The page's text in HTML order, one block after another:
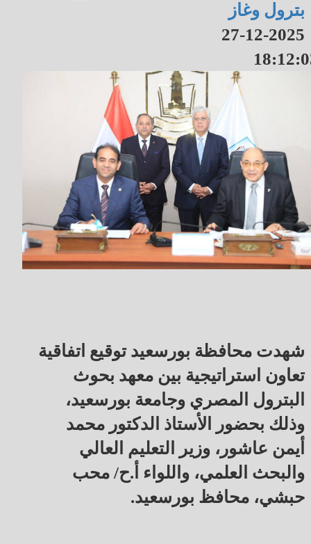
بترول وغاز
2025-12-27
شهدت محافظة بورسعيد توقيع اتفاقية
تعاون استراتيجية بين معهد بحوث
البترول المصري وجامعة بورسعيد،
وذلك بحضور الأستاذ الدكتور محمد
أيمن عاشور، وزير التعليم العالي
والبحث العلمي، واللواء أ.ح/ محب
حبشي، محافظ بورسعيد.